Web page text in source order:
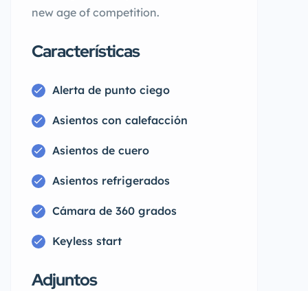
new age of competition.
Características
Alerta de punto ciego
Asientos con calefacción
Asientos de cuero
Asientos refrigerados
Cámara de 360 grados
Keyless start
Adjuntos